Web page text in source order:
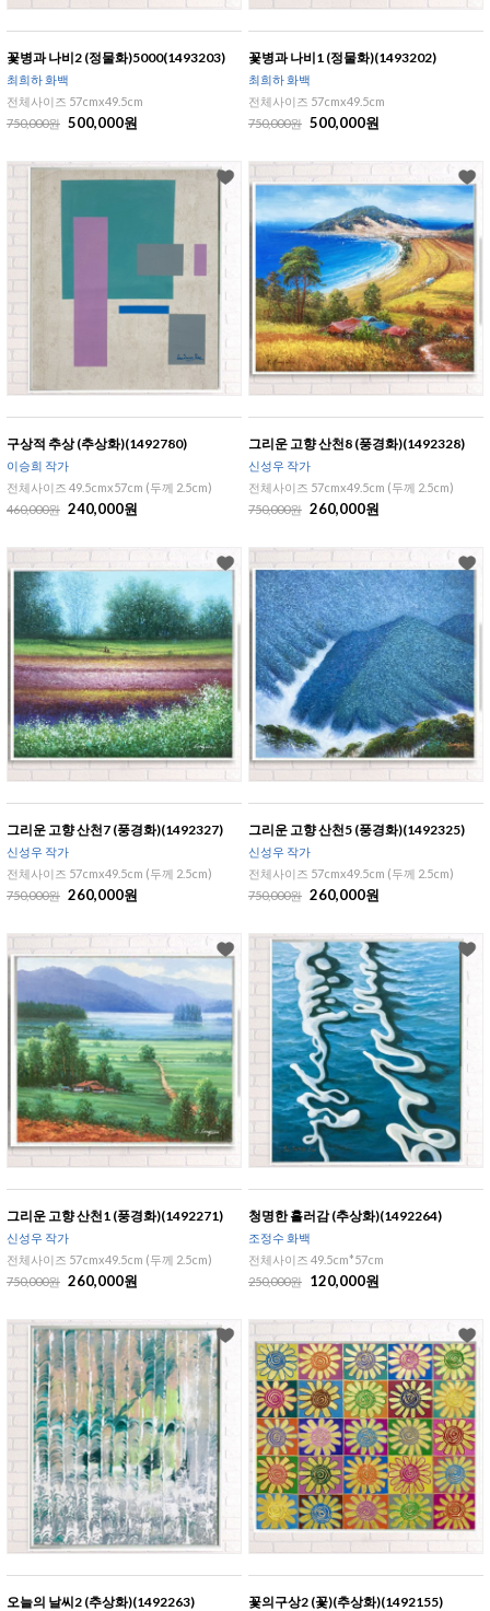
꽃병과 나비2 (정물화)5000(1493203)
최희하 화백
전체사이즈 57cmx49.5cm
750,000원 500,000원
꽃병과 나비1 (정물화)(1493202)
최희하 화백
전체사이즈 57cmx49.5cm
750,000원 500,000원
구상적 추상 (추상화)(1492780)
이승희 작가
전체사이즈 49.5cmx57cm (두께 2.5cm)
460,000원 240,000원
그리운 고향 산천8 (풍경화)(1492328)
신성우 작가
전체사이즈 57cmx49.5cm (두께 2.5cm)
750,000원 260,000원
그리운 고향 산천7 (풍경화)(1492327)
신성우 작가
전체사이즈 57cmx49.5cm (두께 2.5cm)
750,000원 260,000원
그리운 고향 산천5 (풍경화)(1492325)
신성우 작가
전체사이즈 57cmx49.5cm (두께 2.5cm)
750,000원 260,000원
그리운 고향 산천1 (풍경화)(1492271)
신성우 작가
전체사이즈 57cmx49.5cm (두께 2.5cm)
750,000원 260,000원
청명한 흘러감 (추상화)(1492264)
조정수 화백
전체사이즈 49.5cm*57cm
250,000원
120,000원
오늘의 날씨2 (추상화)(1492263) 꽃의구상2 (꽃)(추상화)(1492155)